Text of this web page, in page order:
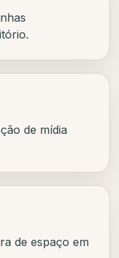
de mídia
de espaço em